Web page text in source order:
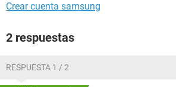
Crear cuenta samsung
2 respuestas
RESPUESTA 1 / 2